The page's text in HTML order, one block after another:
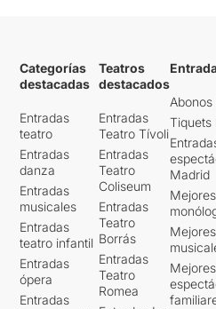
Categorías
destacadas
Entradas
teatro
Entradas
danza
Entradas
musicales
Entradas
teatro infantil
Entradas
ópera
Entradas
Teatros
destacados
Entradas
Teatro Tívoli
Entradas
Teatro
Coliseum
Entradas
Teatro
Borrás
Entradas
Teatro
Romea
Tiquets
Madrid
Mejores
Mejores
Mejores